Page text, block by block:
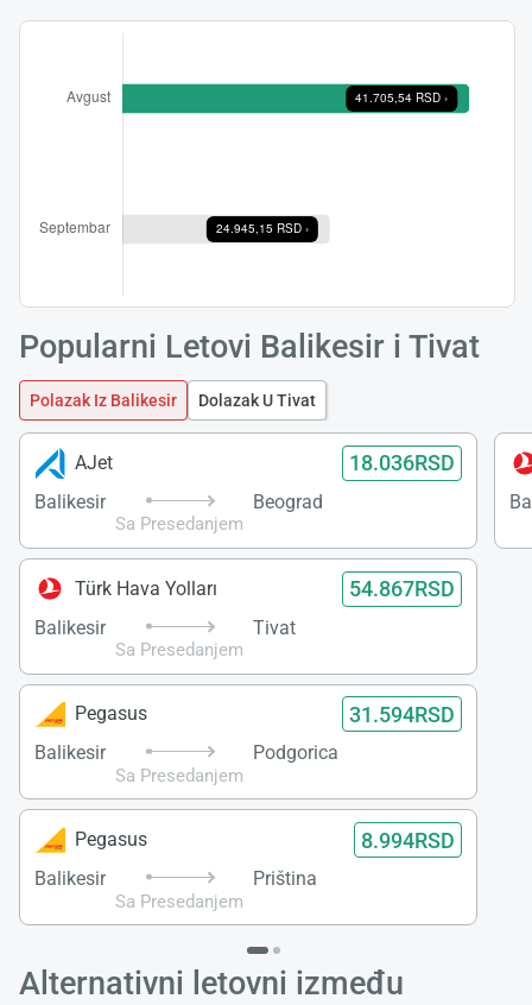
Popularni Letovi Balikesir i Tivat
Polazak Iz Balikesir Dolazak U Tivat
AJet 18.036RSD
Balikesir
Sa Presedanjem
Beograd
Türk Hava Yolları 54.867RSD
Balikesir
Sa Presedanjem
Tivat
Pegasus 31.594RSD
Balikesir
Sa Presedanjem
Podgorica
Pegasus 8.994RSD
Balikesir
Sa Presedanjem
Priština
Alternativni letovni između